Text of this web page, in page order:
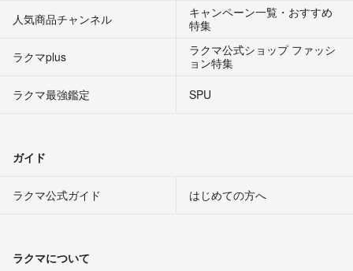
人気商品チャンネル
キャンペーン一覧・おすすめ
特集
ラクマplus
ラクマ公式ショップ ファッシ
ョン特集
ラクマ最強鑑定
SPU
ガイド
ラクマ公式ガイド はじめての方へ
ラクマについて